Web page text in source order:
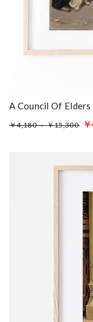
A Council Of Elders
￥4,180 ～ ￥15,300